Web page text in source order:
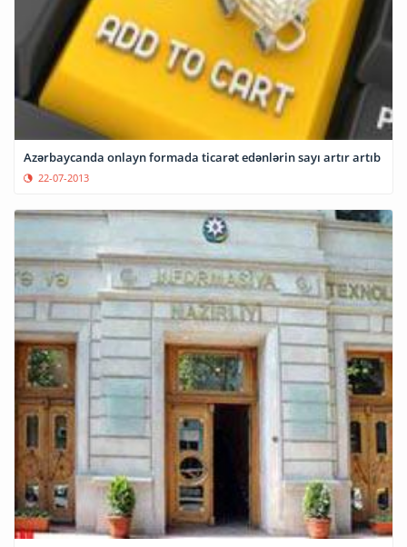
Azərbaycanda onlayn formada ticarət edənlərin sayı artır artıb
22-07-2013